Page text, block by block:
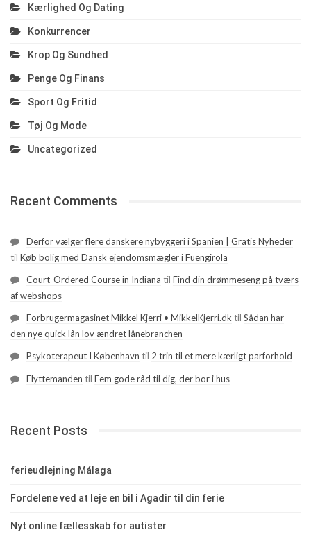
Kærlighed Og Dating
Konkurrencer
Krop Og Sundhed
Penge Og Finans
Sport Og Fritid
Tøj Og Mode
Uncategorized
Recent Comments
Derfor vælger flere danskere nybyggeri i Spanien | Gratis Nyheder
til Køb bolig med Dansk ejendomsmægler i Fuengirola
Court-Ordered Course in Indiana til Find din drømmeseng på tværs
af webshops
Forbrugermagasinet Mikkel Kjerri • MikkelKjerri.dk til Sådan har
den nye quick lån lov ændret lånebranchen
Psykoterapeut I København til 2 trin til et mere kærligt parforhold
Flyttemanden til Fem gode råd til dig, der bor i hus
Recent Posts
ferieudlejning Málaga
Fordelene ved at leje en bil i Agadir til din ferie
Nyt online fællesskab for autister